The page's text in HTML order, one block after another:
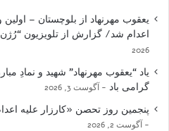
یعقوب مهرنهاد از بلوچستان –
اعدام شد/ گزارش از تلویزیون
2026
یاد “یعقوب مهرنهاد” شهید و نمادِ
گرامی باد
آگوست 3, 2026
پنجمین روز تحصن «کارزار علیه
آگوست 2, 2026